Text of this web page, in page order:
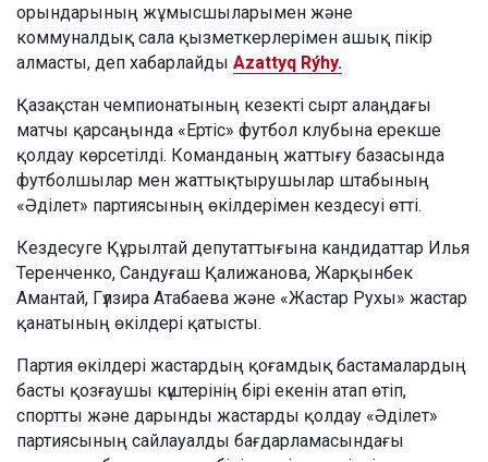
орындарының жұмысшыларымен және
коммуналдық сала қызметкерлерімен ашық пікір
алмасты, деп хабарлайды Azattyq Rýhy.
Қазақстан чемпионатының кезекті сырт алаңдағы
матчы қарсаңында «Ертіс» футбол клубына ерекше
қолдау көрсетілді. Команданың жаттығу базасында
футболшылар мен жаттықтырушылар штабының
«Әділет» партиясының өкілдерімен кездесуі өтті.
Кездесуге Құрылтай депутаттығына кандидаттар Илья
Теренченко, Сандуғаш Қалижанова, Жарқынбек
Амантай, Гүлзира Атабаева және «Жастар Рухы» жастар
қанатының өкілдері қатысты.
Партия өкілдері жастардың қоғамдық бастамалардың
басты қозғаушы күштерінің бірі екенін атап өтіп,
спортты және дарынды жастарды қолдау «Әділет»
партиясының сайлауалды бағдарламасындағы